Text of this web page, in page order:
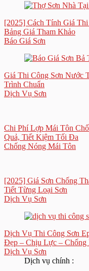
[2025] Cách Tính Giá
Bảng Giá Tham Khảo
Báo Giá Sơn
Giá Thi Công Sơn Nước
Trình Chuẩn
Dịch Vụ Sơn
Chi Phí Lợp Mái Tôn
Quả, Tiết Kiệm Tối Đa
Chống Nóng Mái Tôn
[2025] Giá Sơn Chống
Tiết Từng Loại Sơn
Dịch Vụ Sơn
Dịch Vụ Thi Công Sơn
Đẹp – Chịu Lực – Chống
Dịch Vụ Sơn
Dịch vụ chính :